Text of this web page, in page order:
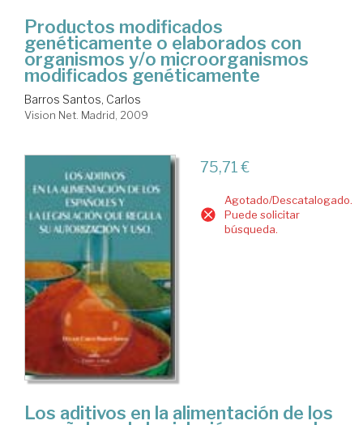
Productos modificados
genéticamente o elaborados con
organismos y/o microorganismos
modificados genéticamente
Barros Santos, Carlos
Vision Net. Madrid, 2009
75,71 €
Agotado/Descatalogado.
Puede solicitar
búsqueda.
Los aditivos en la alimentación de los